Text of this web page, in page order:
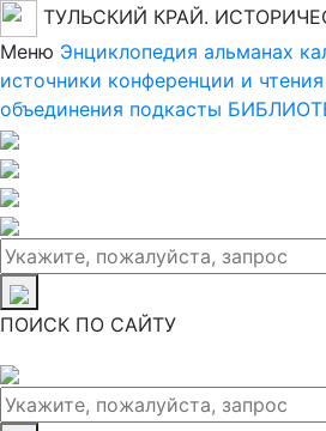
ТУЛЬСКИЙ КРАЙ.
Меню Энциклопедия альманах
источники конференции и чтения
объединения подкасты
ПОИСК ПО САЙТУ